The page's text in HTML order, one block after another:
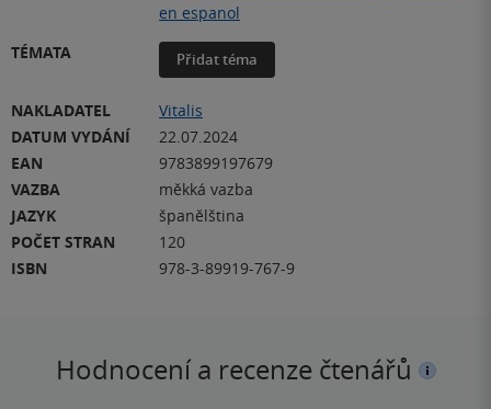
en espanol
TÉMATA
Přidat téma
NAKLADATEL
Vitalis
DATUM VYDÁNÍ
22.07.2024
EAN
9783899197679
VAZBA
měkká vazba
JAZYK
španělština
POČET STRAN
120
ISBN
978-3-89919-767-9
Hodnocení a recenze čtenářů